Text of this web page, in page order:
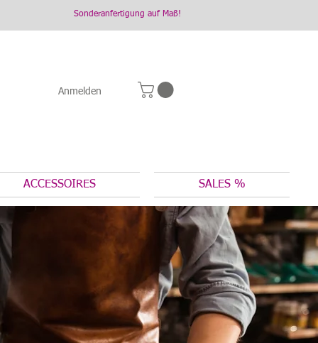
Sonderanfertigung auf Maß!
Anmelden
ACCESSOIRES SALES %